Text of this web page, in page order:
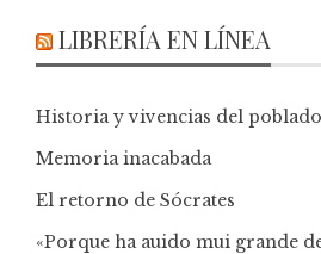
LIBRERÍA EN LÍNEA
Historia y vivencias del
Memoria inacabada
El retorno de Sócrates
«Porque ha auido mui grande